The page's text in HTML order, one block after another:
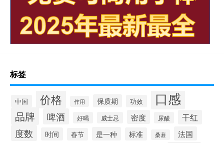
标签
中国 价格 作用 保质期 功效 口感
品牌 啤酒 好喝 威士忌 密度 尿酸 干红
度数 时间 春节 是一种 标准 桑葚 法国